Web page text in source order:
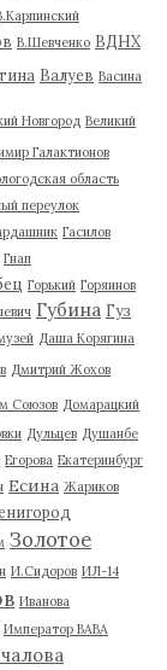
В.Шевченко ВДНХ
Валуев Васина
Новгород Великий
Галактионов
область
переулок
Гасилов
Гнап
Горький Горяинов
Губина Гуз
Даша Корягина
Дмитрий Жохов
Союзов Домарацкий
Дульцев Душанбе
Егорова Екатеринбург
Есина Жариков
Золотое
И.Сидоров ИЛ-14
Иванова
Император ВАВА